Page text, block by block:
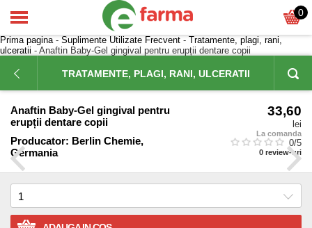
0
Prima pagina- Suplimente Utilizate Frecvent - Tratamente, plagi, rani,
ulceratii - Anaftin Baby-Gel gingival pentru erupții dentare copii
TRATAMENTE, PLAGI, RANI, ULCERATII
Anaftin Baby-Gel gingival pentru
erupții dentare copii
Producator: Berlin Chemie,
Germania
33,60
lei
La comanda
0/5
0 review-uri